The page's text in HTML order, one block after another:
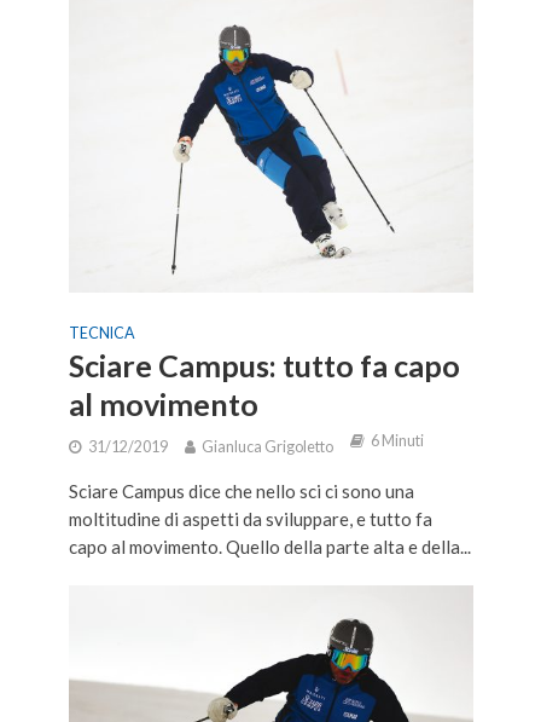
TECNICA
Sciare Campus: tutto fa capo
al movimento
31/12/2019 Gianluca Grigoletto 6 Minuti
Sciare Campus dice che nello sci ci sono una
moltitudine di aspetti da sviluppare, e tutto fa
capo al movimento. Quello della parte alta e della...